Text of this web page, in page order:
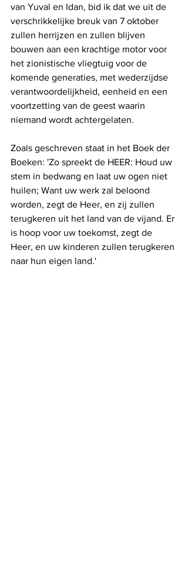
van Yuval en Idan, bid ik dat we uit de
verschrikkelijke breuk van 7 oktober
zullen herrijzen en zullen blijven
bouwen aan een krachtige motor voor
het zionistische vliegtuig voor de
komende generaties, met wederzijdse
verantwoordelijkheid, eenheid en een
voortzetting van de geest waarin
niemand wordt achtergelaten.
Zoals geschreven staat in het Boek der
Boeken: 'Zo spreekt de HEER: Houd uw
stem in bedwang en laat uw ogen niet
huilen; Want uw werk zal beloond
worden, zegt de Heer, en zij zullen
terugkeren uit het land van de vijand. Er
is hoop voor uw toekomst, zegt de
Heer, en uw kinderen zullen terugkeren
naar hun eigen land.'